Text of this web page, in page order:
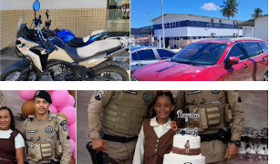
suspeito de agiotagem e extorsão
de luxo em Senhor do Bonfim